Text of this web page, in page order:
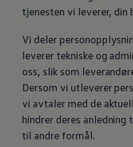
tjenesten vi leverer,
Vi deler
leverer tekniske og
oss, slik som
Dersom vi utleverer
vi avtaler med de
hindrer deres anledning
til andre formål.